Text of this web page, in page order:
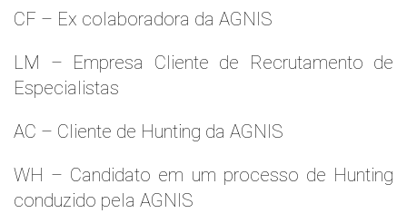
CF – Ex colaboradora da AGNIS
LM – Empresa Cliente de Recrutamento de
Especialistas
AC – Cliente de Hunting da AGNIS
WH – Candidato em um processo de Hunting
conduzido pela AGNIS